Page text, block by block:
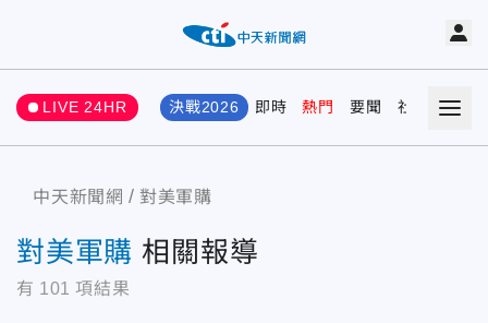
LIVE 24HR 決戰2026 即時 熱門 要聞 社會 娛樂
中天新聞網 對美軍購
對美軍購 相關報導
有 101 項結果